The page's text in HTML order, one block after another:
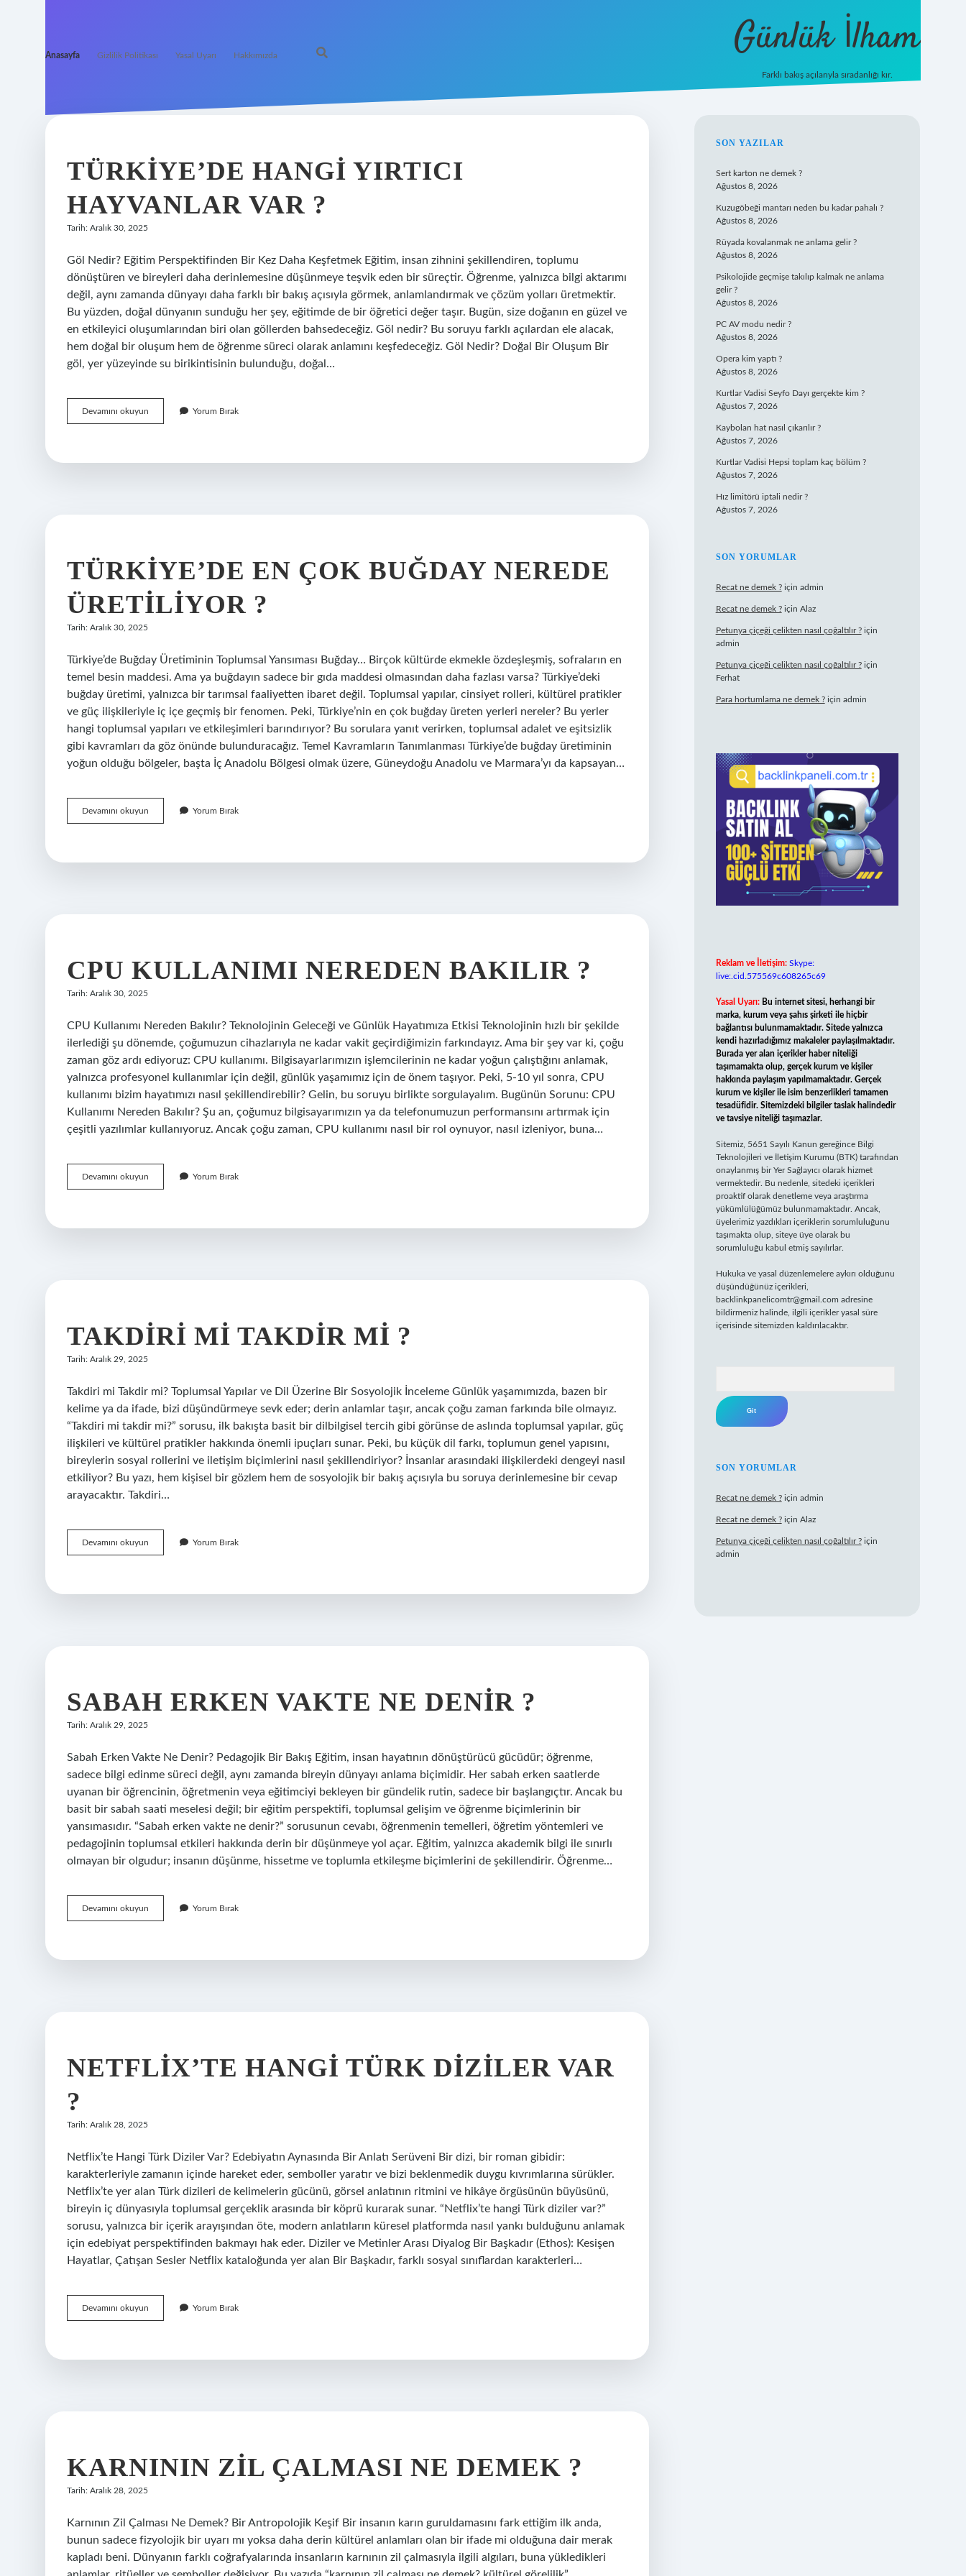
Anasayfa Gizlilik Politikası Yasal Uyarı Hakkımızda Günlük İlham
Farklı bakış açılarıyla sıradanlığı kır.
İLHAM
YAZILAR
TÜRKIYE’DE HANGI YIRTICI
HAYVANLAR VAR ?
Tarih: Aralık 30, 2025
Göl Nedir? Eğitim Perspektifinden Bir Kez Daha Keşfetmek Eğitim, insan zihnini şekillendiren, toplumu
dönüştüren ve bireyleri daha derinlemesine düşünmeye teşvik eden bir süreçtir. Öğrenme, yalnızca bilgi aktarımı
değil, aynı zamanda dünyayı daha farklı bir bakış açısıyla görmek, anlamlandırmak ve çözüm yolları üretmektir.
Bu yüzden, doğal dünyanın sunduğu her şey, eğitimde de bir öğretici değer taşır. Bugün, size doğanın en güzel ve
en etkileyici oluşumlarından biri olan göllerden bahsedeceğiz. Göl nedir? Bu soruyu farklı açılardan ele alacak,
hem doğal bir oluşum hem de öğrenme süreci olarak anlamını keşfedeceğiz. Göl Nedir? Doğal Bir Oluşum Bir
göl, yer yüzeyinde su birikintisinin bulunduğu, doğal…
Devamını okuyun Türkiye’de
hangi
var
Yorum Bırak
TÜRKIYE’DE EN ÇOK BUĞDAY NEREDE
ÜRETILIYOR ?
Tarih: Aralık 30, 2025
Türkiye’de Buğday Üretiminin Toplumsal Yansıması Buğday… Birçok kültürde ekmekle özdeşleşmiş, sofraların en
temel besin maddesi. Ama ya buğdayın sadece bir gıda maddesi olmasından daha fazlası varsa? Türkiye’deki
buğday üretimi, yalnızca bir tarımsal faaliyetten ibaret değil. Toplumsal yapılar, cinsiyet rolleri, kültürel pratikler
ve güç ilişkileriyle iç içe geçmiş bir fenomen. Peki, Türkiye’nin en çok buğday üreten yerleri nereler? Bu yerler
hangi toplumsal yapıları ve etkileşimleri barındırıyor? Bu sorulara yanıt verirken, toplumsal adalet ve eşitsizlik
gibi kavramları da göz önünde bulunduracağız. Temel Kavramların Tanımlanması Türkiye’de buğday üretiminin
yoğun olduğu bölgeler, başta İç Anadolu Bölgesi olmak üzere, Güneydoğu Anadolu ve Marmara’yı da kapsayan…
Devamını okuyun Türkiye’de
en
nerede
Yorum Bırak
CPU KULLANIMI NEREDEN BAKILIR ?
Tarih: Aralık 30, 2025
CPU Kullanımı Nereden Bakılır? Teknolojinin Geleceği ve Günlük Hayatımıza Etkisi Teknolojinin hızlı bir şekilde
ilerlediği şu dönemde, çoğumuzun cihazlarıyla ne kadar vakit geçirdiğimizin farkındayız. Ama bir şey var ki, çoğu
zaman göz ardı ediyoruz: CPU kullanımı. Bilgisayarlarımızın işlemcilerinin ne kadar yoğun çalıştığını anlamak,
yalnızca profesyonel kullanımlar için değil, günlük yaşamımız için de önem taşıyor. Peki, 5-10 yıl sonra, CPU
kullanımı bizim hayatımızı nasıl şekillendirebilir? Gelin, bu soruyu birlikte sorgulayalım. Bugünün Sorunu: CPU
Kullanımı Nereden Bakılır? Şu an, çoğumuz bilgisayarımızın ya da telefonumuzun performansını artırmak için
çeşitli yazılımlar kullanıyoruz. Ancak çoğu zaman, CPU kullanımı nasıl bir rol oynuyor, nasıl izleniyor, buna…
Devamını okuyun
kullanımı
?
Yorum Bırak
TAKDIRI MI TAKDIR MI ?
Tarih: Aralık 29, 2025
Takdiri mi Takdir mi? Toplumsal Yapılar ve Dil Üzerine Bir Sosyolojik İnceleme Günlük yaşamımızda, bazen bir
kelime ya da ifade, bizi düşündürmeye sevk eder; derin anlamlar taşır, ancak çoğu zaman farkında bile olmayız.
“Takdiri mi takdir mi?” sorusu, ilk bakışta basit bir dilbilgisel tercih gibi görünse de aslında toplumsal yapılar, güç
ilişkileri ve kültürel pratikler hakkında önemli ipuçları sunar. Peki, bu küçük dil farkı, toplumun genel yapısını,
bireylerin sosyal rollerini ve iletişim biçimlerini nasıl şekillendiriyor? İnsanlar arasındaki ilişkilerdeki dengeyi nasıl
etkiliyor? Bu yazı, hem kişisel bir gözlem hem de sosyolojik bir bakış açısıyla bu soruya derinlemesine bir cevap
arayacaktır. Takdiri…
Devamını okuyun
mi
?
Yorum Bırak
SABAH ERKEN VAKTE NE DENIR ?
Tarih: Aralık 29, 2025
Sabah Erken Vakte Ne Denir? Pedagojik Bir Bakış Eğitim, insan hayatının dönüştürücü gücüdür; öğrenme,
sadece bilgi edinme süreci değil, aynı zamanda bireyin dünyayı anlama biçimidir. Her sabah erken saatlerde
uyanan bir öğrencinin, öğretmenin veya eğitimciyi bekleyen bir gündelik rutin, sadece bir başlangıçtır. Ancak bu
basit bir sabah saati meselesi değil; bir eğitim perspektifi, toplumsal gelişim ve öğrenme biçimlerinin bir
yansımasıdır. “Sabah erken vakte ne denir?” sorusunun cevabı, öğrenmenin temelleri, öğretim yöntemleri ve
pedagojinin toplumsal etkileri hakkında derin bir düşünmeye yol açar. Eğitim, yalnızca akademik bilgi ile sınırlı
olmayan bir olgudur; insanın düşünme, hissetme ve toplumla etkileşme biçimlerini de şekillendirir. Öğrenme…
Devamını okuyun
erken
denir
Yorum Bırak
NETFLIX’TE HANGI TÜRK DIZILER VAR
?
Tarih: Aralık 28, 2025
Netflix’te Hangi Türk Diziler Var? Edebiyatın Aynasında Bir Anlatı Serüveni Bir dizi, bir roman gibidir:
karakterleriyle zamanın içinde hareket eder, semboller yaratır ve bizi beklenmedik duygu kıvrımlarına sürükler.
Netflix’te yer alan Türk dizileri de kelimelerin gücünü, görsel anlatının ritmini ve hikâye örgüsünün büyüsünü,
bireyin iç dünyasıyla toplumsal gerçeklik arasında bir köprü kurarak sunar. “Netflix’te hangi Türk diziler var?”
sorusu, yalnızca bir içerik arayışından öte, modern anlatıların küresel platformda nasıl yankı bulduğunu anlamak
için edebiyat perspektifinden bakmayı hak eder. Diziler ve Metinler Arası Diyalog Bir Başkadır (Ethos): Kesişen
Hayatlar, Çatışan Sesler Netflix kataloğunda yer alan Bir Başkadır, farklı sosyal sınıflardan karakterleri…
Devamını okuyun Netflix’te
hangi
var
Yorum Bırak
KARNININ ZIL ÇALMASI NE DEMEK ?
Tarih: Aralık 28, 2025
Karnının Zil Çalması Ne Demek? Bir Antropolojik Keşif Bir insanın karın guruldamasını fark ettiğim ilk anda,
bunun sadece fizyolojik bir uyarı mı yoksa daha derin kültürel anlamları olan bir ifade mi olduğuna dair merak
kapladı beni. Dünyanın farklı coğrafyalarında insanların karnının zil çalmasıyla ilgili algıları, buna yükledikleri
SIDEBAR
SON YAZILAR
Sert karton ne demek ?
Ağustos 8, 2026
Kuzugöbeği mantarı neden bu kadar pahalı ?
Ağustos 8, 2026
Rüyada kovalanmak ne anlama gelir ?
Ağustos 8, 2026
Psikolojide geçmişe takılıp kalmak ne anlama
gelir ?
Ağustos 8, 2026
PC AV modu nedir ?
Ağustos 8, 2026
Opera kim yaptı ?
Ağustos 8, 2026
Kurtlar Vadisi Seyfo Dayı gerçekte kim ?
Ağustos 7, 2026
Kaybolan hat nasıl çıkarılır ?
Ağustos 7, 2026
Kurtlar Vadisi Hepsi toplam kaç bölüm ?
Ağustos 7, 2026
Hız limitörü iptali nedir ?
Ağustos 7, 2026
SON YORUMLAR
Recat ne demek ?için admin
Recat ne demek ?için Alaz
Petunya çiçeği çelikten nasıl çoğaltılır ?için
admin
Petunya çiçeği çelikten nasıl çoğaltılır ?için
Ferhat
Para hortumlama ne demek ?için admin
Reklam ve İletişim: Skype:
live:.cid.575569c608265c69
Yasal Uyarı: Bu internet sitesi, herhangi bir
marka, kurum veya şahıs şirketi ile hiçbir
bağlantısı bulunmamaktadır. Sitede yalnızca
kendi hazırladığımız makaleler paylaşılmaktadır.
Burada yer alan içerikler haber niteliği
taşımamakta olup, gerçek kurum ve kişiler
hakkında paylaşım yapılmamaktadır. Gerçek
kurum ve kişiler ile isim benzerlikleri tamamen
tesadüfidir. Sitemizdeki bilgiler taslak halindedir
ve tavsiye niteliği taşımazlar.
Sitemiz, 5651 Sayılı Kanun gereğince Bilgi
Teknolojileri ve İletişim Kurumu (BTK) tarafından
onaylanmış bir Yer Sağlayıcı olarak hizmet
vermektedir. Bu nedenle, sitedeki içerikleri
proaktif olarak denetleme veya araştırma
yükümlülüğümüz bulunmamaktadır. Ancak,
üyelerimiz yazdıkları içeriklerin sorumluluğunu
taşımakta olup, siteye üye olarak bu
sorumluluğu kabul etmiş sayılırlar.
Hukuka ve yasal düzenlemelere aykırı olduğunu
düşündüğünüz içerikleri,
backlinkpanelicomtr@gmail.com adresine
bildirmeniz halinde, ilgili içerikler yasal süre
içerisinde sitemizden kaldırılacaktır.
SON YORUMLAR
Recat ne demek ?için admin
Recat ne demek ?için Alaz
Petunya çiçeği çelikten nasıl çoğaltılır ?için
admin